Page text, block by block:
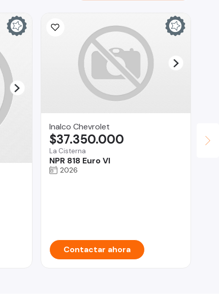
Inalco Chevrolet
La Cisterna
NPR 818 Euro VI
$37.350.000
2026
Contactar ahora